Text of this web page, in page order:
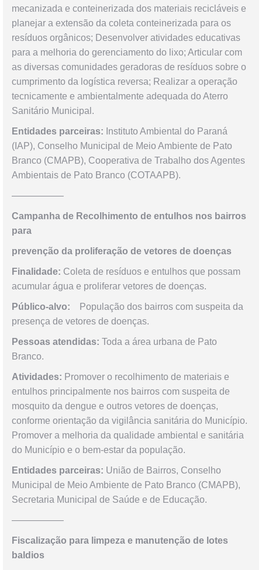
mecanizada e conteinerizada dos materiais recicláveis e
planejar a extensão da coleta conteinerizada para os
resíduos orgânicos; Desenvolver atividades educativas
para a melhoria do gerenciamento do lixo; Articular com
as diversas comunidades geradoras de resíduos sobre o
cumprimento da logística reversa; Realizar a operação
tecnicamente e ambientalmente adequada do Aterro
Sanitário Municipal.
Entidades parceiras: Instituto Ambiental do Paraná
(IAP), Conselho Municipal de Meio Ambiente de Pato
Branco (CMAPB), Cooperativa de Trabalho dos Agentes
Ambientais de Pato Branco (COTAAPB).
—————–
Campanha de Recolhimento de entulhos nos bairros
para
prevenção da proliferação de vetores de doenças
Finalidade: Coleta de resíduos e entulhos que possam
acumular água e proliferar vetores de doenças.
Público-alvo: População dos bairros com suspeita da
presença de vetores de doenças.
Pessoas atendidas: Toda a área urbana de Pato
Branco.
Atividades: Promover o recolhimento de materiais e
entulhos principalmente nos bairros com suspeita de
mosquito da dengue e outros vetores de doenças,
conforme orientação da vigilância sanitária do Município.
Promover a melhoria da qualidade ambiental e sanitária
do Município e o bem-estar da população.
Entidades parceiras: União de Bairros, Conselho
Municipal de Meio Ambiente de Pato Branco (CMAPB),
Secretaria Municipal de Saúde e de Educação.
—————–
Fiscalização para limpeza e manutenção de lotes
baldios